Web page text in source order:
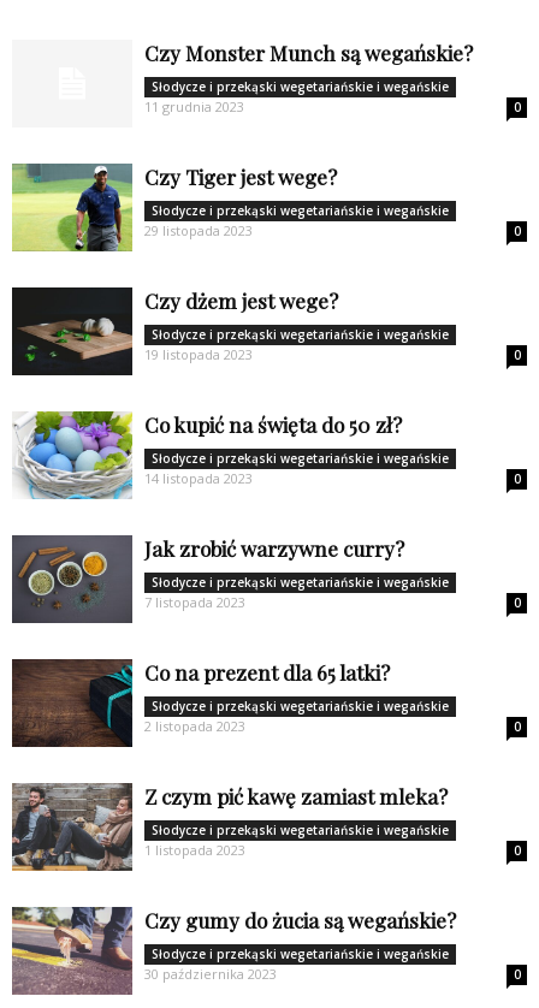
Czy Monster Munch są wegańskie?
Słodycze i przekąski wegetariańskie i wegańskie
11 grudnia 2023 0
Czy Tiger jest wege?
Słodycze i przekąski wegetariańskie i wegańskie
29 listopada 2023 0
Czy dżem jest wege?
Słodycze i przekąski wegetariańskie i wegańskie
19 listopada 2023 0
Co kupić na święta do 50 zł?
Słodycze i przekąski wegetariańskie i wegańskie
14 listopada 2023 0
Jak zrobić warzywne curry?
Słodycze i przekąski wegetariańskie i wegańskie
7 listopada 2023 0
Co na prezent dla 65 latki?
Słodycze i przekąski wegetariańskie i wegańskie
2 listopada 2023 0
Z czym pić kawę zamiast mleka?
Słodycze i przekąski wegetariańskie i wegańskie
1 listopada 2023 0
Czy gumy do żucia są wegańskie?
Słodycze i przekąski wegetariańskie i wegańskie
30 października 2023 0